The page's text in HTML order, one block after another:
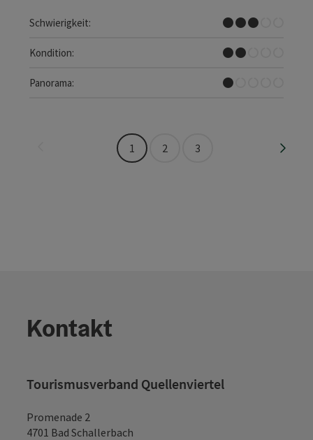
Schwierigkeit:
Mittel
Kondition:
Leicht
Panorama:
Kaum Ausblicke
1 2 3 Seite
Kontakt
Tourismusverband Quellenviertel
Promenade 2
4701 Bad Schallerbach